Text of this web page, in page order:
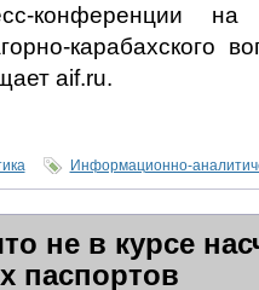
конференции на
карабахского
aif.ru.
Информационно-
не в курсе
паспортов